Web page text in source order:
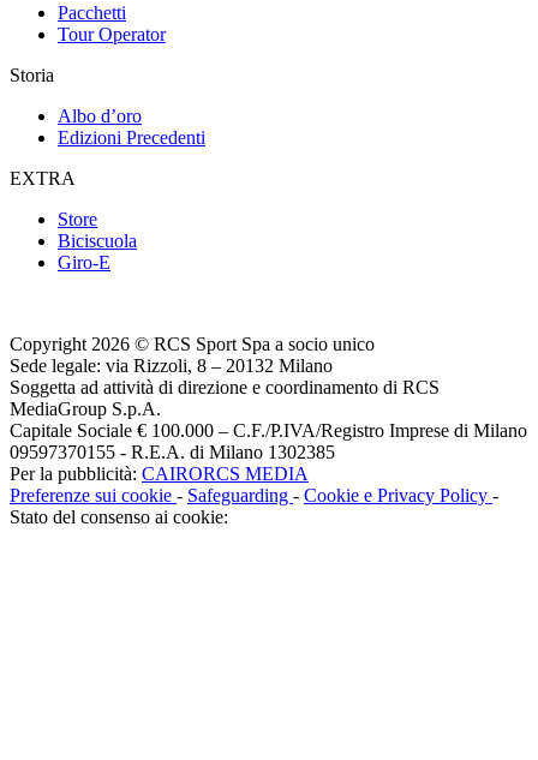
Pacchetti
Tour Operator
Storia
Albo d’oro
Edizioni Precedenti
EXTRA
Store
Biciscuola
Giro-E
Copyright 2026 © RCS Sport Spa a socio unico
Sede legale: via Rizzoli, 8 – 20132 Milano
Soggetta ad attività di direzione e coordinamento di RCS
MediaGroup S.p.A.
Capitale Sociale € 100.000 – C.F./P.IVA/Registro Imprese di Milano
09597370155 - R.E.A. di Milano 1302385
Per la pubblicità: CAIRORCS MEDIA
Preferenze sui cookie - Safeguarding - Cookie e Privacy Policy -
Stato del consenso ai cookie: